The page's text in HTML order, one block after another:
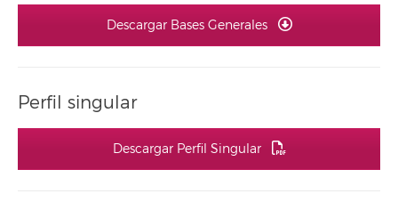
Descargar Bases Generales
Perfil singular
Descargar Perfil Singular